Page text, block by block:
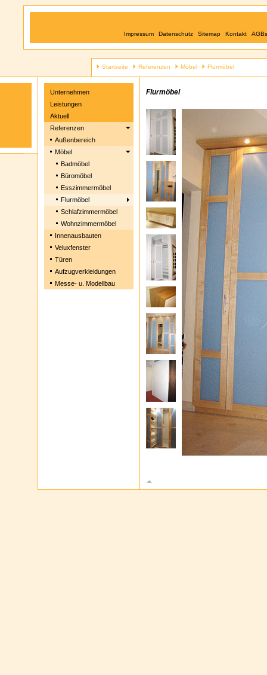
Impressum Datenschutz Sitemap Kontakt AGBs
Startseite Referenzen Möbel Flurmöbel
Unternehmen
Leistungen
Aktuell
Referenzen
Außenbereich
Möbel
Badmöbel
Büromöbel
Esszimmermöbel
Flurmöbel
Schlafzimmermöbel
Wohnzimmermöbel
Innenausbauten
Veluxfenster
Türen
Aufzugverkleidungen
Messe- u. Modellbau
Flurmöbel